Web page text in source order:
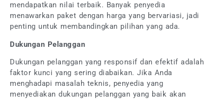
mendapatkan nilai terbaik. Banyak penyedia
menawarkan paket dengan harga yang bervariasi, jadi
penting untuk membandingkan pilihan yang ada.
Dukungan Pelanggan
Dukungan pelanggan yang responsif dan efektif adalah
faktor kunci yang sering diabaikan. Jika Anda
menghadapi masalah teknis, penyedia yang
menyediakan dukungan pelanggan yang baik akan